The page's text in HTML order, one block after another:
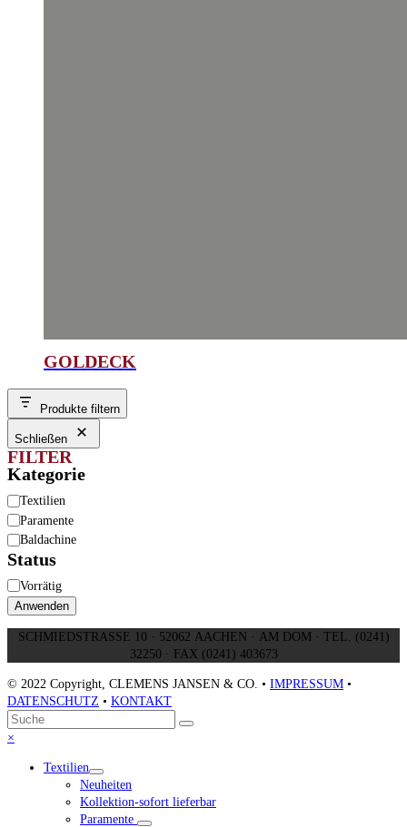
GOLDECK
Produkte filtern
Schließen
FILTER
Kategorie
Kategorie
Textilien
Paramente
Baldachine
Status
Verfügbarkeit
Vorrätig
Anwenden
SCHMIEDSTRASSE 10 · 52062 AACHEN · AM DOM · TEL. (0241)
32250 · FAX (0241) 403673
© 2022 Copyright, CLEMENS JANSEN & CO. • IMPRESSUM •
DATENSCHUTZ • KONTAKT
An
den
scrollen
Suche
Senden
×
menu
Textilien
Neuheiten
Kollektion-sofort lieferbar
Paramente